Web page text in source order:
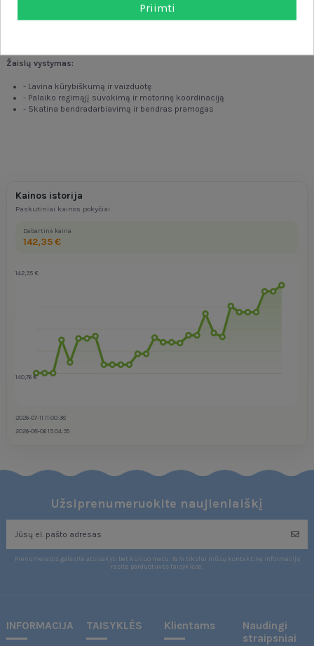
Reguliuojamos plieninės kojelės (45–65 cm) leidžia pritaikyti aukštį
Žaislų vystymas:
- Lavina kūrybiškumą ir vaizduotę
- Palaiko regimąjį suvokimą ir motorinę koordinaciją
- Skatina bendradarbiavimą ir bendras pramogas
Kainos istorija
Paskutiniai kainos pokyčiai
Dabartinė kaina
142,35 €
142,35 €
140,76 €
2026-07-11 11:00:38
2026-08-06 15:04:39
Užsiprenumeruokite naujienlaiškį
Prenumeratos galėsite atsisakyti bet kuriuo metu. Tam tikslui mūsų kontaktinę informaciją
rasite parduotuvės taisyklėse.
INFORMACIJA TAISYKLĖS Klientams
Naudingi
straipsniai
Priimti